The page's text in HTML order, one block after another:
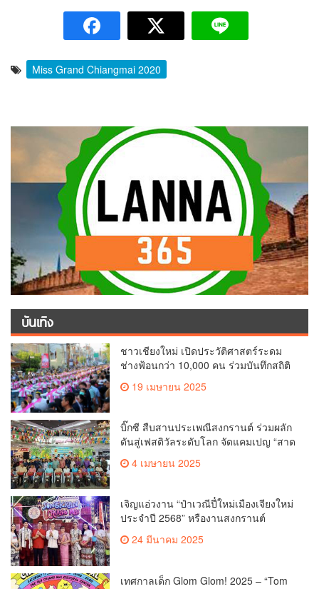
Miss Grand Chiangmai 2020
บันเทิง
ชาวเชียงใหม่ เปิดประวัติศาสตร์ระดม
ช่างฟ้อนกว่า 10,000 คน ร่วมบันทึกสถิติ
ทำลายสถิติ 7,218 คน เฉลิมฉลองใน
เมืองเชียงใหม่
19 เมษายน 2025
บิ๊กซี สืบสานประเพณีสงกรานต์ ร่วมผลัก
ดันสู่เฟสติวัลระดับโลก จัดแคมเปญ “สาด
สูงสุด 50% กระตุ้นการเดินทางนักท่อง
2,132 ล้านบาท
4 เมษายน 2025
เจิญแอ่วงาน “ป๋าเวณีปี๋ใหม่เมืองเจียงใหม่
ประจำปี 2568” หรืองานสงกรานต์
เชียงใหม่
24 มีนาคม 2025
เทศกาลเด็ก Glom Glom! 2025 – “Tom